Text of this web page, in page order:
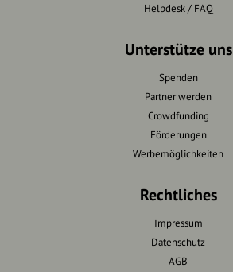
Helpdesk / FAQ
Unterstütze uns
Spenden
Partner werden
Crowdfunding
Förderungen
Werbemöglichkeiten
Rechtliches
Impressum
Datenschutz
AGB